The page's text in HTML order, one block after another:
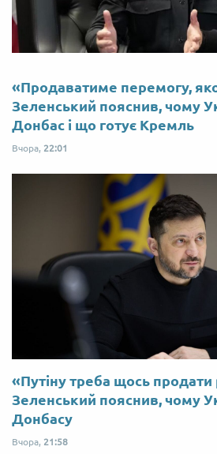
«Продаватиме перемогу,
Зеленський пояснив, чому
Донбас і що готує Кремль
Вчора, 22:01
«Путіну треба щось продати
Зеленський пояснив, чому
Донбасу
Вчора, 21:58